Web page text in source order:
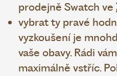
prodejně Swatch ve
vybrat ty pravé
vyzkoušení je
vaše obavy. Rádi
maximálně vstříc.